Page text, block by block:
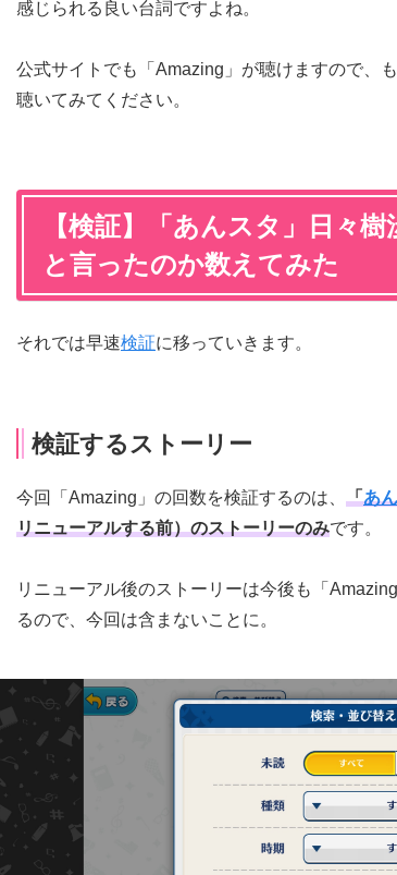
感じられる良い台詞ですよね。
公式サイトでも「Amazing」が聴けますので、
聴いてみてください。
【検証】「あんスタ」日々
と言ったのか数えてみた
それでは早速検証に移っていきます。
検証するストーリー
今回「Amazing」の回数を検証するのは、 「あ
リニューアルする前）のストーリーのみです。
リニューアル後のストーリーは今後も「
るので、今回は含まないことに。